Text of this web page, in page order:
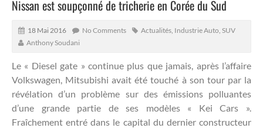
Nissan est soupçonné de tricherie en Corée du Sud
18 Mai 2016 No Comments Actualités Industrie Auto SUV
Anthony Soudani
Le « Diesel gate » continue plus que jamais, après l’affaire
Volkswagen, Mitsubishi avait été touché à son tour par la
révélation d’un problème sur des émissions polluantes
d’une grande partie de ses modèles « Kei Cars ».
Fraîchement entré dans le capital du dernier constructeur